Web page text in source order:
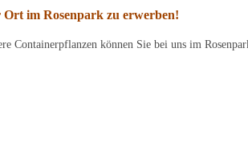
Ort im Rosenpark zu erwerben!
Containerpflanzen können Sie bei uns im